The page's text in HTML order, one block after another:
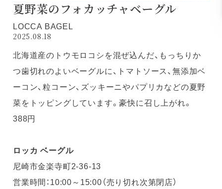
夏野菜のフォカッチャベーグル
LOCCA BAGEL
2025.08.18
北海道産のトウモロコシを混ぜ込んだ、もっちりか
つ歯切れのよいベーグルに、トマトソース、無添加ベ
ーコン、粒コーン、ズッキーニやパプリカなどの夏野
菜をトッピングしています。豪快に召し上がれ。
388円
ロッカ ベーグル
尼崎市金楽寺町2-36-13
営業時間：10:00～15:00（売り切れ次第閉店）